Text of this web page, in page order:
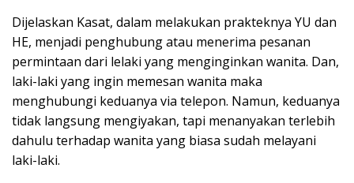
Dijelaskan Kasat, dalam melakukan prakteknya YU dan
HE, menjadi penghubung atau menerima pesanan
permintaan dari lelaki yang menginginkan wanita. Dan,
laki-laki yang ingin memesan wanita maka
menghubungi keduanya via telepon. Namun, keduanya
tidak langsung mengiyakan, tapi menanyakan terlebih
dahulu terhadap wanita yang biasa sudah melayani
laki-laki.